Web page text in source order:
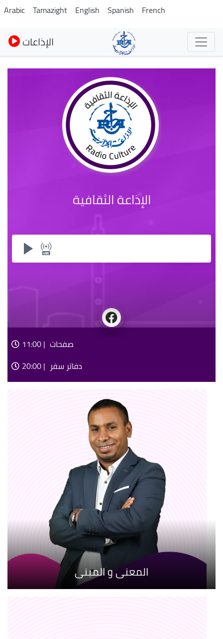
Skip
to
main
content
Arabic Tamazight English Spanish French
الإذاعات
الإذاعة الثقافية
11:00 | صفحات
20:00 | دفاتر سفر
المعنى و المبنى